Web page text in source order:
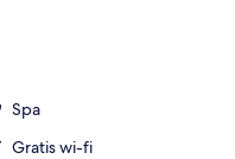
Spa
Gratis wi-fi